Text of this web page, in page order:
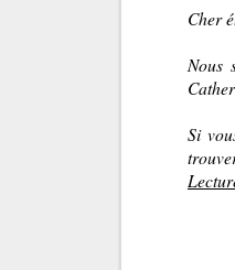
Cher
Nous
Si